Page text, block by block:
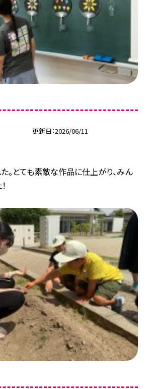
更新日 2026/06/11
。とても素敵な作品に仕上がり、みん